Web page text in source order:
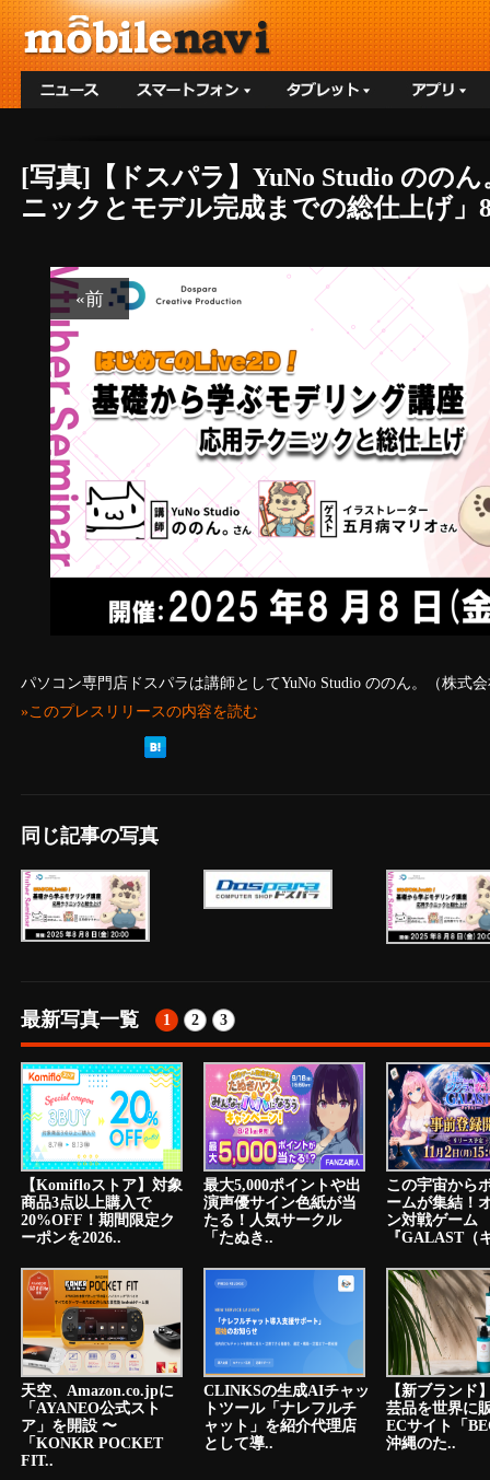
[写真]【ドスパラ】YuNo Studio の
ニックとモデル完成までの総仕上げ」
«前
パソコン専門店ドスパラは講師としてYuNo Studio ののん。（株式
»このプレスリリースの内容を読む
同じ記事の写真
最新写真一覧 1 2 3
【Komifloストア】対象
商品3点以上購入で
20%OFF！期間限定ク
ーポンを2026..
最大5,000ポイントや出
演声優サイン色紙が当
たる！人気サークル
「たぬき..
この宇宙から
ームが集結！
ン対戦ゲーム
『GALAST（
天空、Amazon.co.jpに
「AYANEO公式スト
ア」を開設 〜
「KONKR POCKET
FIT..
CLINKSの生成AIチャッ
トツール「ナレフルチ
ャット」を紹介代理店
として導..
【新ブランド
芸品を世界に
ECサイト「
沖縄のた..